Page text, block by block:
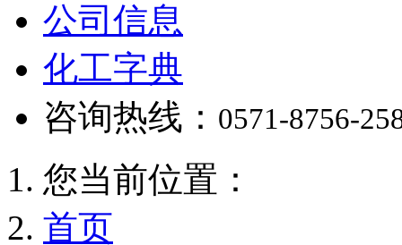
公司信息
化工字典
咨询热线： 0571-8756-
您当前位置：
首页